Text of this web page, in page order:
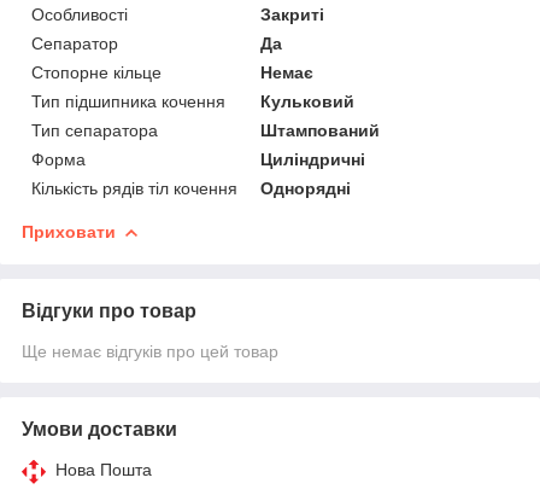
Особливості
Закриті
Сепаратор
Да
Стопорне кільце
Немає
Тип підшипника кочення
Кульковий
Тип сепаратора
Штампований
Форма
Циліндричні
Кількість рядів тіл кочення
Однорядні
Приховати
Відгуки про товар
Ще немає відгуків про цей товар
Умови доставки
Нова Пошта